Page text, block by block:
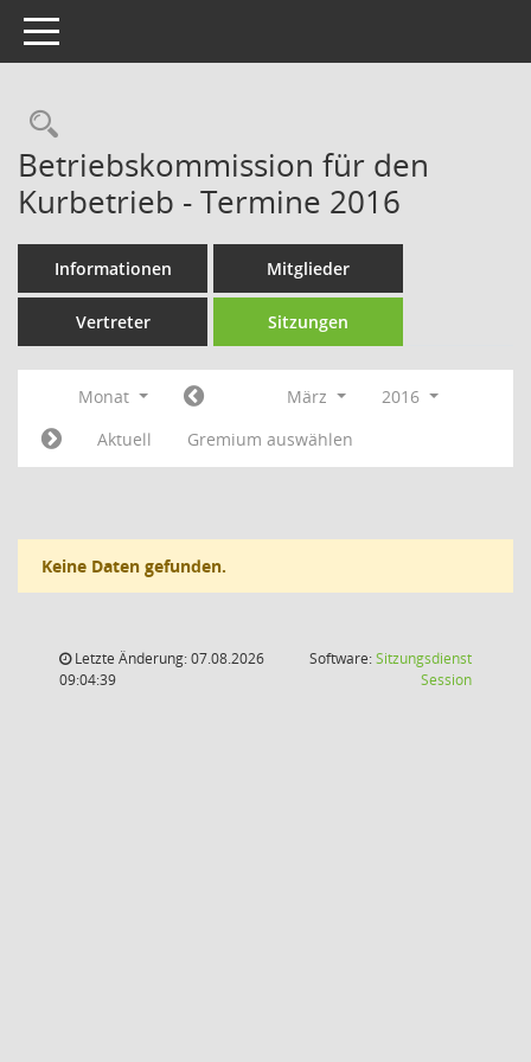
Toggle navigation
Rechercheauswahl
Betriebskommission für den
Kurbetrieb - Termine 2016
Informationen Mitglieder
Vertreter Sitzungen
Monat März
2016
Aktuell
Gremium auswählen
Keine Daten gefunden.
Letzte Änderung: 07.08.2026
09:04:39
Software:Sitzungsdienst
Session(Wird in